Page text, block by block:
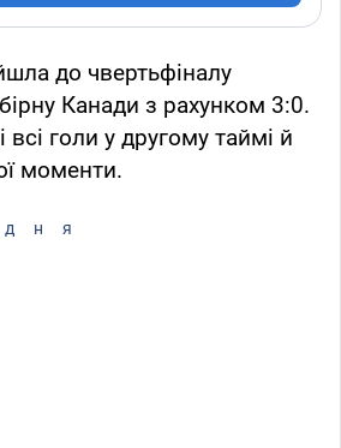
до чвертьфіналу
Канади з рахунком 3:0.
голи у другому таймі й
моменти.